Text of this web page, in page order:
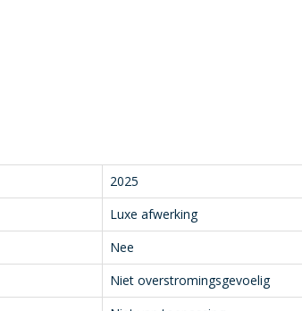
2025
Luxe afwerking
Nee
Niet overstromingsgevoelig